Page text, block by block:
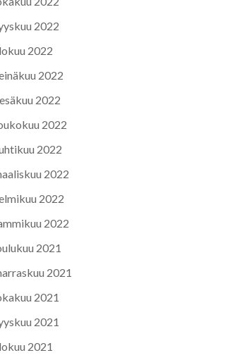
2022
2022
2022
2022
2022
2022
2022
2022
2022
2021
2021
2021
2021
2021